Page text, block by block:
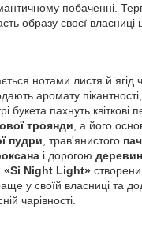
побаченні.
образу своєї
нотами листя й ягід
аромату пікантності,
букета пахнуть квіткові
троянди , а його
пудри , трав'янистого
і дорогою
«Si Night Light»
у своїй власниці та
чарівності.